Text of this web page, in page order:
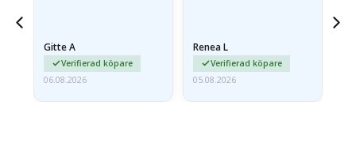
Gitte A
Verifierad köpare
06.08.2026
Renea L
Verifierad köpare
05.08.2026